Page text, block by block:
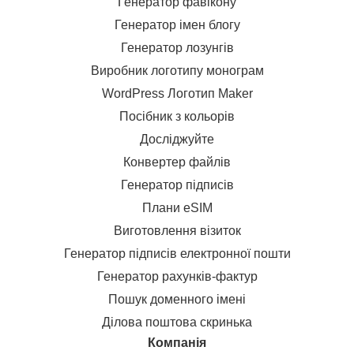
Генератор імен блогу
Генератор лозунгів
Виробник логотипу монограм
WordPress Логотип Maker
Посібник з кольорів
Досліджуйте
Конвертер файлів
Генератор підписів
Плани eSIM
Виготовлення візиток
Генератор підписів електронної пошти
Генератор рахунків-фактур
Пошук доменного імені
Ділова поштова скринька
Компанія